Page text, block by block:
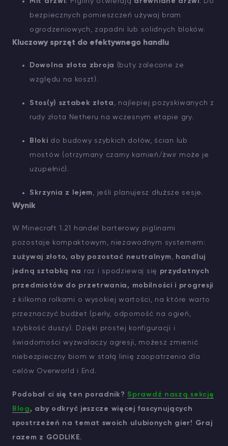
bezpiecznych pomieszczeń używaj bram
ogrodzeniowych, zapadni lub solidnych bloków.
Kluczowy sprzęt do efektywnego handlu
Dowolna złota zbroja (buty zalecane ze
względu na koszt).
Stos(y) sztabek złota , najlepiej pozyskiwanych z
rudy złota Netheru na wczesnym etapie gry.
Bloki do budowy szybkich dołów, ścian lub
mostów (otrzymany czarny kamień/żwir może je
uzupełnić).
Skrzynia z lejem , jeśli planujesz dłuższe sesje.
Wynik
W Minecraft 1.21 handel barterowy piglinami
pozostaje kompaktowym, niezawodnym systemem:
zużywaj złoto, aby pozostać neutralnym , handluj
jedną sztabką na raz i spodziewaj się przydatnych
przedmiotów do przetrwania, mobilności i progresji
z kilkoma rolkami o wysokiej wartości, na które warto
przeznaczyć budżet (perły, odporność na ogień,
szybkość duszy). Dzięki prostej konfiguracji i
świadomości wyzwalaczy agresji, możesz zmienić
niebezpieczny biom w stałą linię zaopatrzenia dla
celów Overworld i End.
Podobał ci się ten poradnik? Sprawdź naszą sekcję
Blog , aby odkryć jeszcze więcej fascynujących
spostrzeżeń na temat swoich ulubionych gier! Graj
razem z GODLIKE.